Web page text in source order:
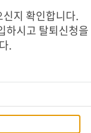
지 확인합니다.
하시고 탈퇴신청을
.